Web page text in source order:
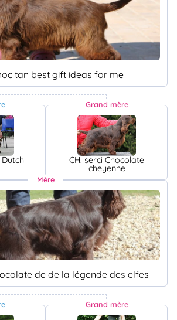
tan best gift ideas for me
Grand mère
CH. serci Chocolate
cheyenne
Mère
de de la légende des elfes
Grand mère